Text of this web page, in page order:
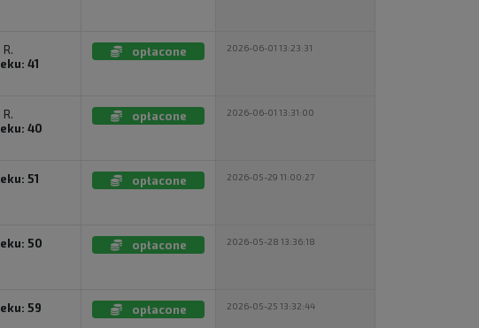
41
opłacone 2026-06-01 13:23:31
40
opłacone 2026-06-01 13:31:00
51 opłacone 2026-05-29 11:00:27
50 opłacone 2026-05-28 13:36:18
59 opłacone 2026-05-25 13:32:44